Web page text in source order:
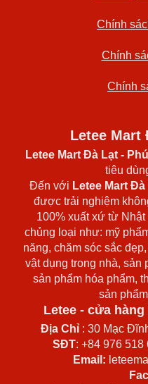
Chính
Chính
Chính
Letee Mart
Letee Mart Đà Lạt -
tiêu
Đến với Letee Mart
được trải nghiệm
100% xuất xứ từ Nhật
chủng loại như: mỹ
năng, chăm sóc sắc
vật dụng trong nhà, sản
sản phẩm hóa phẩm,
sản
Letee - cửa hàng
Địa Chỉ: 30 Mạc
SĐT: +84 976 518
Email: